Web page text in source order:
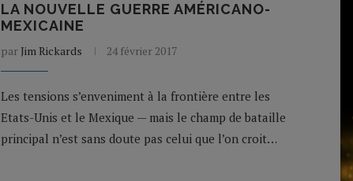
LA NOUVELLE GUERRE AMÉRICANO-
MEXICAINE
par Jim Rickards 24 février 2017
Les tensions s’enveniment à la frontière entre les
Etats-Unis et le Mexique — mais le champ de bataille
principal n’est sans doute pas celui que l’on croit…